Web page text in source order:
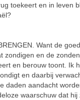
toekeert en in leven
Want de
zondigen en de
en berouw toont. Ik
en daarbij
daden aandacht
waarschuw dat